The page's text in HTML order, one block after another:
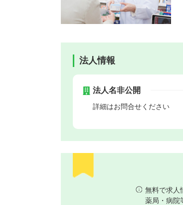
法人情報
法人名非公開
詳細はお問合せください
無料で求人
薬局・病院